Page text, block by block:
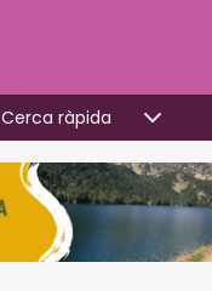
Cerca ràpida